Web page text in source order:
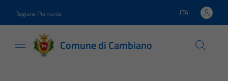
Regione Piemonte Lingua attiva:
ITA
Comune di Cambiano